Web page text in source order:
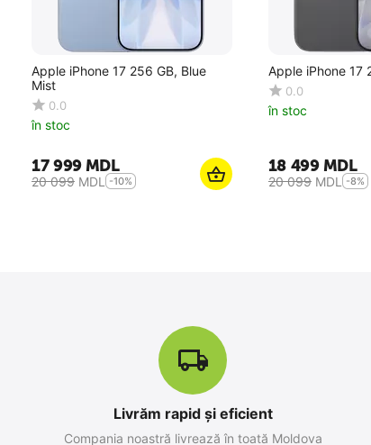
Apple iPhone 17 256 GB, Blue
Mist
0.0
în stoc
17 999MDL
20 099 MDL -10%
Apple iPhone 17
0.0
în stoc
18 499MDL
20 099 MDL -8%
Apple iPhone 15, 6GB/128GB,
Livrăm rapid și eficient
Compania noastră livrează în toată Moldova